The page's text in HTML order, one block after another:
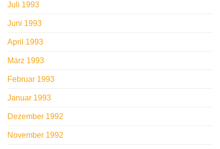
Juli 1993
Juni 1993
April 1993
März 1993
Februar 1993
Januar 1993
Dezember 1992
November 1992